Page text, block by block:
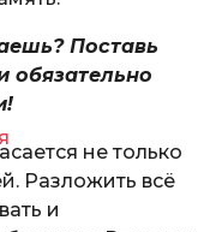
Поставь
обязательно
не только
Разложить всё
и